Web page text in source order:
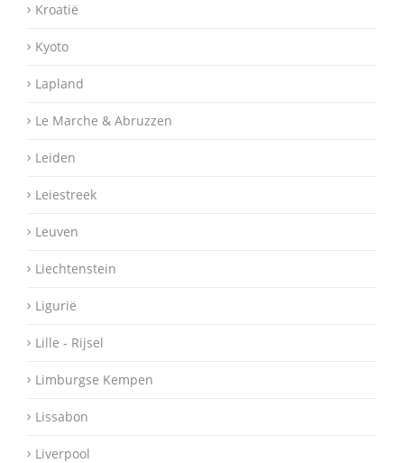
Kroatië
Kyoto
Lapland
Le Marche & Abruzzen
Leiden
Leiestreek
Leuven
Liechtenstein
Ligurië
Lille - Rijsel
Limburgse Kempen
Lissabon
Liverpool